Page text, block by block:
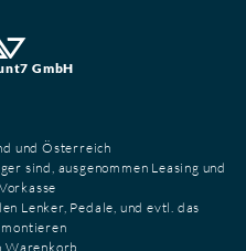
GmbH
und Österreich
sind, ausgenommen Leasing und
Lenker, Pedale, und evtl. das
Warenkorb